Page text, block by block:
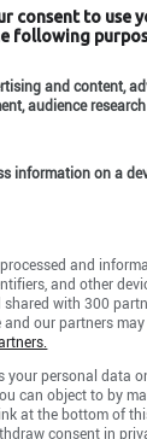
démarquer en
de
de travail
et des
de l’avant.
pas que des
Travailler
intensité
des défis
où
consent to use
following
and content,
audience
information on a
and
and other
with 300
our partners may
your personal data
can object to by
at the bottom of
consent in